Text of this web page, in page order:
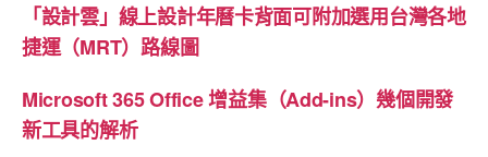
「設計雲」線上設計年曆卡背面可附加選用台灣各地
捷運（MRT）路線圖
Microsoft 365 Office 增益集（Add-ins）幾個開發
新工具的解析